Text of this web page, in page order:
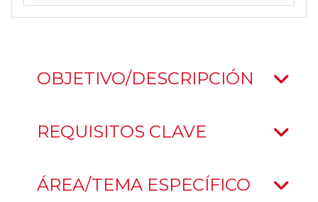
OBJETIVO/DESCRIPCIÓN
REQUISITOS CLAVE
ÁREA/TEMA ESPECÍFICO